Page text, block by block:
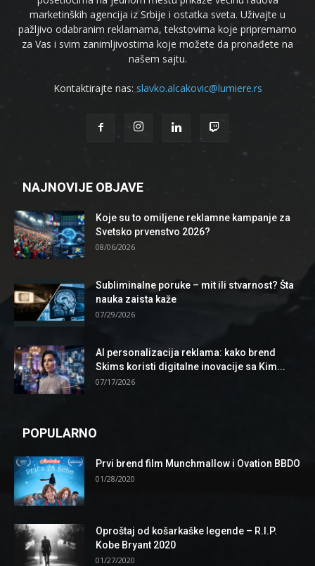
marketinških agencija iz Srbije i ostatka sveta. Uživajte u
pažljivo odabranim reklamama, tekstovima koje pripremamo
za Vas i svim zanimljivostima koje možete da pronađete na
našem sajtu.
Kontaktirajte nas: slavko.alcakovic@lumiere.rs
NAJNOVIJE OBJAVE
Koje su to omiljene reklamne kampanje za
Svetsko prvenstvo 2026?
08/06/2026
Subliminalne poruke – mit ili stvarnost? Šta
nauka zaista kaže
07/29/2026
AI personalizacija reklama: kako brend
Skims koristi digitalne inovacije sa Kim...
07/17/2026
POPULARNO
Prvi brend film Munchmallow i Ovation BBDO
01/28/2020
Oproštaj od košarkaške legende – R.I.P.
Kobe Bryant 2020
01/27/2020